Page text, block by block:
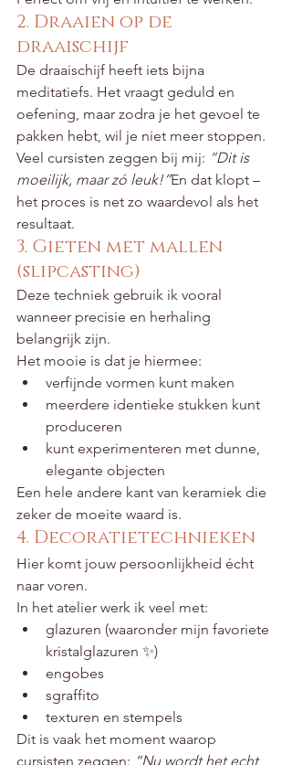
2. Draaien op de
draaischijf
De draaischijf heeft iets bijna
meditatiefs. Het vraagt geduld en
oefening, maar zodra je het gevoel te
pakken hebt, wil je niet meer stoppen.
Veel cursisten zeggen bij mij: “Dit is
moeilijk, maar zó leuk!”En dat klopt –
het proces is net zo waardevol als het
resultaat.
3. Gieten met mallen
(slipcasting)
Deze techniek gebruik ik vooral
wanneer precisie en herhaling
belangrijk zijn.
Het mooie is dat je hiermee:
verfijnde vormen kunt maken
meerdere identieke stukken kunt
produceren
kunt experimenteren met dunne,
elegante objecten
Een hele andere kant van keramiek die
zeker de moeite waard is.
4. Decoratietechnieken
Hier komt jouw persoonlijkheid écht
naar voren.
In het atelier werk ik veel met:
glazuren (waaronder mijn favoriete
kristalglazuren ✨)
engobes
sgraffito
texturen en stempels
Dit is vaak het moment waarop
cursisten zeggen: “Nu wordt het echt